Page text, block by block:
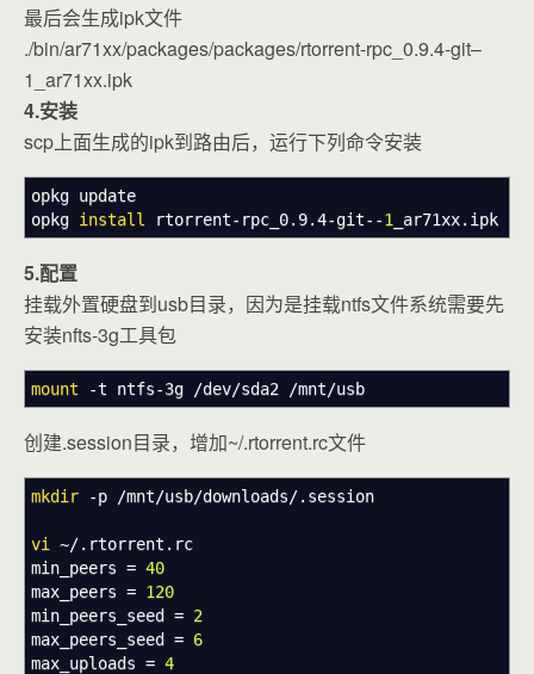
最后会生成ipk文件
./bin/ar71xx/packages/packages/rtorrent-rpc_0.9.4-git–
1_ar71xx.ipk
4.安装
scp上面生成的ipk到路由后，运行下列命令安装
opkg update
opkg install rtorrent-rpc_0.9.4-git--1 _ar71xx.ipk
5.配置
挂载外置硬盘到usb目录，因为是挂载ntfs文件系统需要先
安装nfts-3g工具包
mount -t ntfs-3g /dev/sda2 /mnt/usb
创建.session目录，增加~/.rtorrent.rc文件
mkdir -p /mnt/usb/downloads/.session
vi ~/.rtorrent.rc
min_peers = 40
max_peers = 120
min_peers_seed = 2
max_peers_seed = 6
max_uploads = 4